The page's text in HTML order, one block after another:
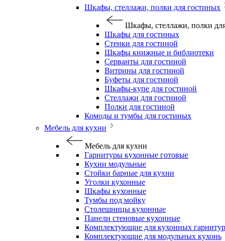
Шкафы, стеллажи, полки для гостиных
Шкафы, стеллажи, полки
Шкафы для гостиных
Стенки для гостиной
Шкафы книжные и библиотеки
Серванты для гостиной
Витрины для гостиной
Буфеты для гостиной
Шкафы-купе для гостиной
Стеллажи для гостиной
Полки для гостиной
Комоды и тумбы для гостиных
Мебель для кухни
Мебель для кухни
Гарнитуры кухонные готовые
Кухни модульные
Стойки барные для кухни
Уголки кухонные
Шкафы кухонные
Тумбы под мойку
Столешницы кухонные
Панели стеновые кухонные
Комплектующие для кухонных
Комплектующие для модульных кухонь